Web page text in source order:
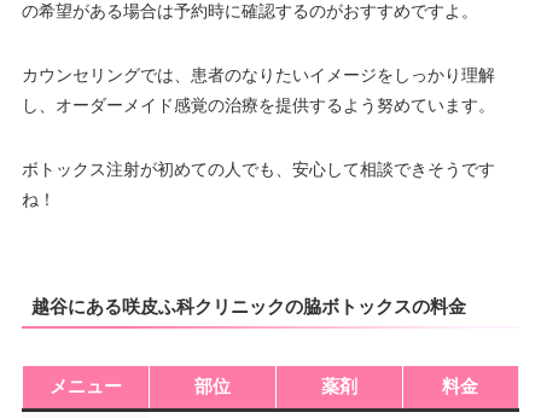
の希望がある場合は予約時に確認するのがおすすめですよ。
カウンセリングでは、患者のなりたいイメージをしっかり理解
し、オーダーメイド感覚の治療を提供するよう努めています。
ボトックス注射が初めての人でも、安心して相談できそうです
ね！
越谷にある咲皮ふ科クリニックの脇ボトックスの料金
メニュー 部位 薬剤 料金